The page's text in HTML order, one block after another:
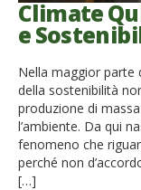
Climate
e
Nella maggior parte
della sostenibilità
produzione di
l’ambiente. Da qui
fenomeno che
perché non
[…]